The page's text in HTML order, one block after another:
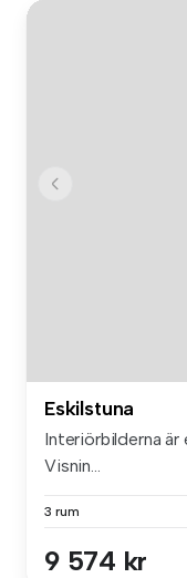
Eskilstuna
Interiörbilderna är
Visnin...
3 rum
9 574 kr